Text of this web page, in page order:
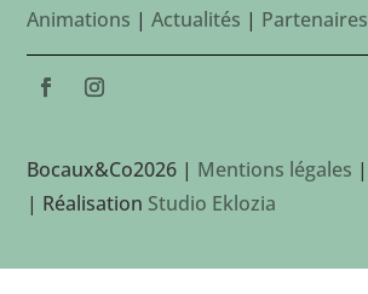
Animations |Actualités | Partenaires
Bocaux&Co2026 | Mentions légales |
| Réalisation Studio Eklozia